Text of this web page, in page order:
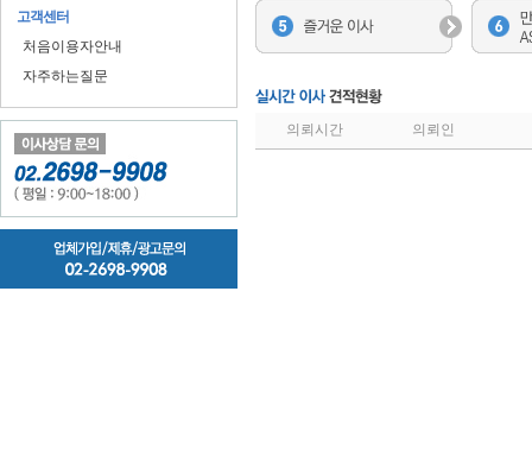
고객센터
처음이용자안내
자주하는질문
의뢰시간 의뢰인